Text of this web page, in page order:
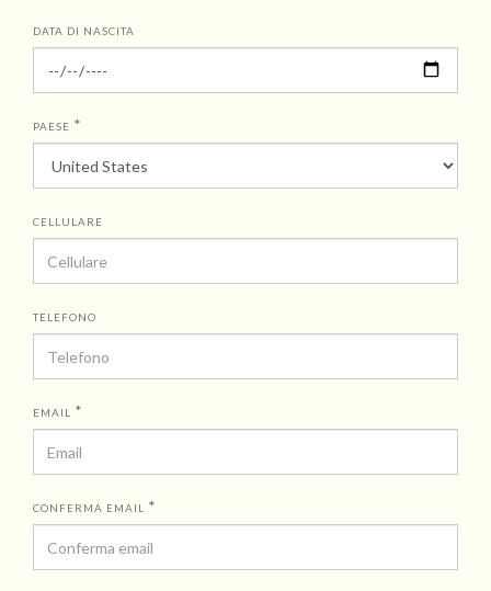
DATA DI NASCITA
PAESE *
CELLULARE
TELEFONO
EMAIL *
CONFERMA EMAIL *